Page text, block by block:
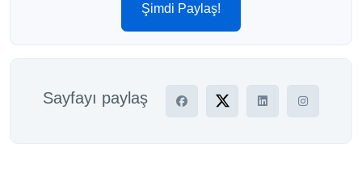
Şimdi Paylaş!
Sayfayı paylaş